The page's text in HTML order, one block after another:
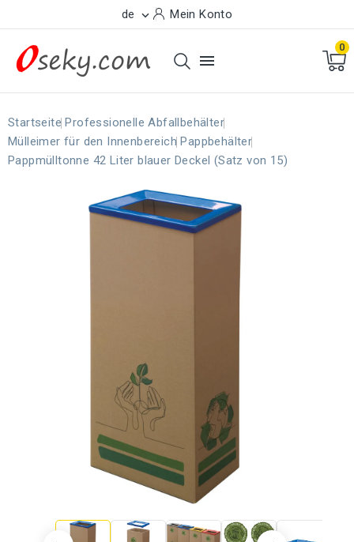
de  Mein Konto

0
Startseite Professionelle Abfallbehälter
Mülleimer für den Innenbereich Pappbehälter
Pappmülltonne 42 Liter blauer Deckel (Satz von 15)